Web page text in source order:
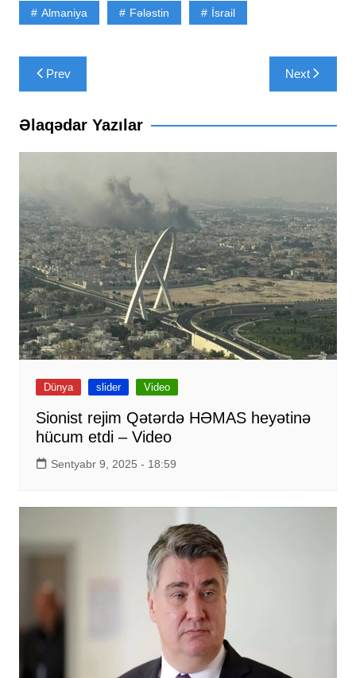
Almaniya Fələstin İsrail
Yazı
naviqasiyası
Prev Next
Əlaqədar Yazılar
Dünya slider Video
Sionist rejim Qətərdə HƏMAS heyətinə
hücum etdi – Video
Sentyabr 9, 2025 - 18:59